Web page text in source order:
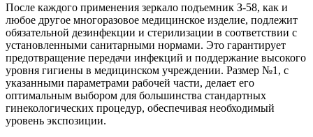
После каждого применения зеркало подъемник З-58, как и
любое другое многоразовое медицинское изделие, подлежит
обязательной дезинфекции и стерилизации в соответствии с
установленными санитарными нормами. Это гарантирует
предотвращение передачи инфекций и поддержание высокого
уровня гигиены в медицинском учреждении. Размер №1, с
указанными параметрами рабочей части, делает его
оптимальным выбором для большинства стандартных
гинекологических процедур, обеспечивая необходимый
уровень экспозиции.